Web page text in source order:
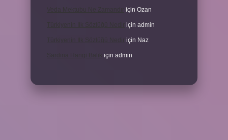
için Ozan
için admin
için Naz
için admin